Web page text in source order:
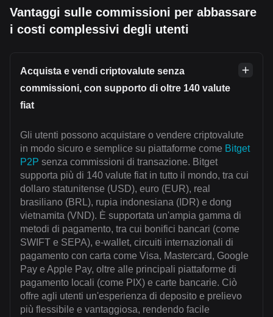
Vantaggi sulle commissioni per abbassare
i costi complessivi degli utenti
Acquista e vendi criptovalute senza
commissioni, con supporto di oltre 140 valute
fiat
Gli utenti possono acquistare o vendere criptovalute
in modo sicuro e semplice su piattaforme come Bitget
P2P senza commissioni di transazione. Bitget
supporta più di 140 valute fiat in tutto il mondo, tra cui
dollaro statunitense (USD), euro (EUR), real
brasiliano (BRL), rupia indonesiana (IDR) e dong
vietnamita (VND). È supportata un'ampia gamma di
metodi di pagamento, tra cui bonifici bancari (come
SWIFT e SEPA), e-wallet, circuiti internazionali di
pagamento con carta come Visa, Mastercard, Google
Pay e Apple Pay, oltre alle principali piattaforme di
pagamento locali (come PIX) e carte bancarie. Ciò
offre agli utenti un'esperienza di deposito e prelievo
più flessibile e vantaggiosa, rendendo facile